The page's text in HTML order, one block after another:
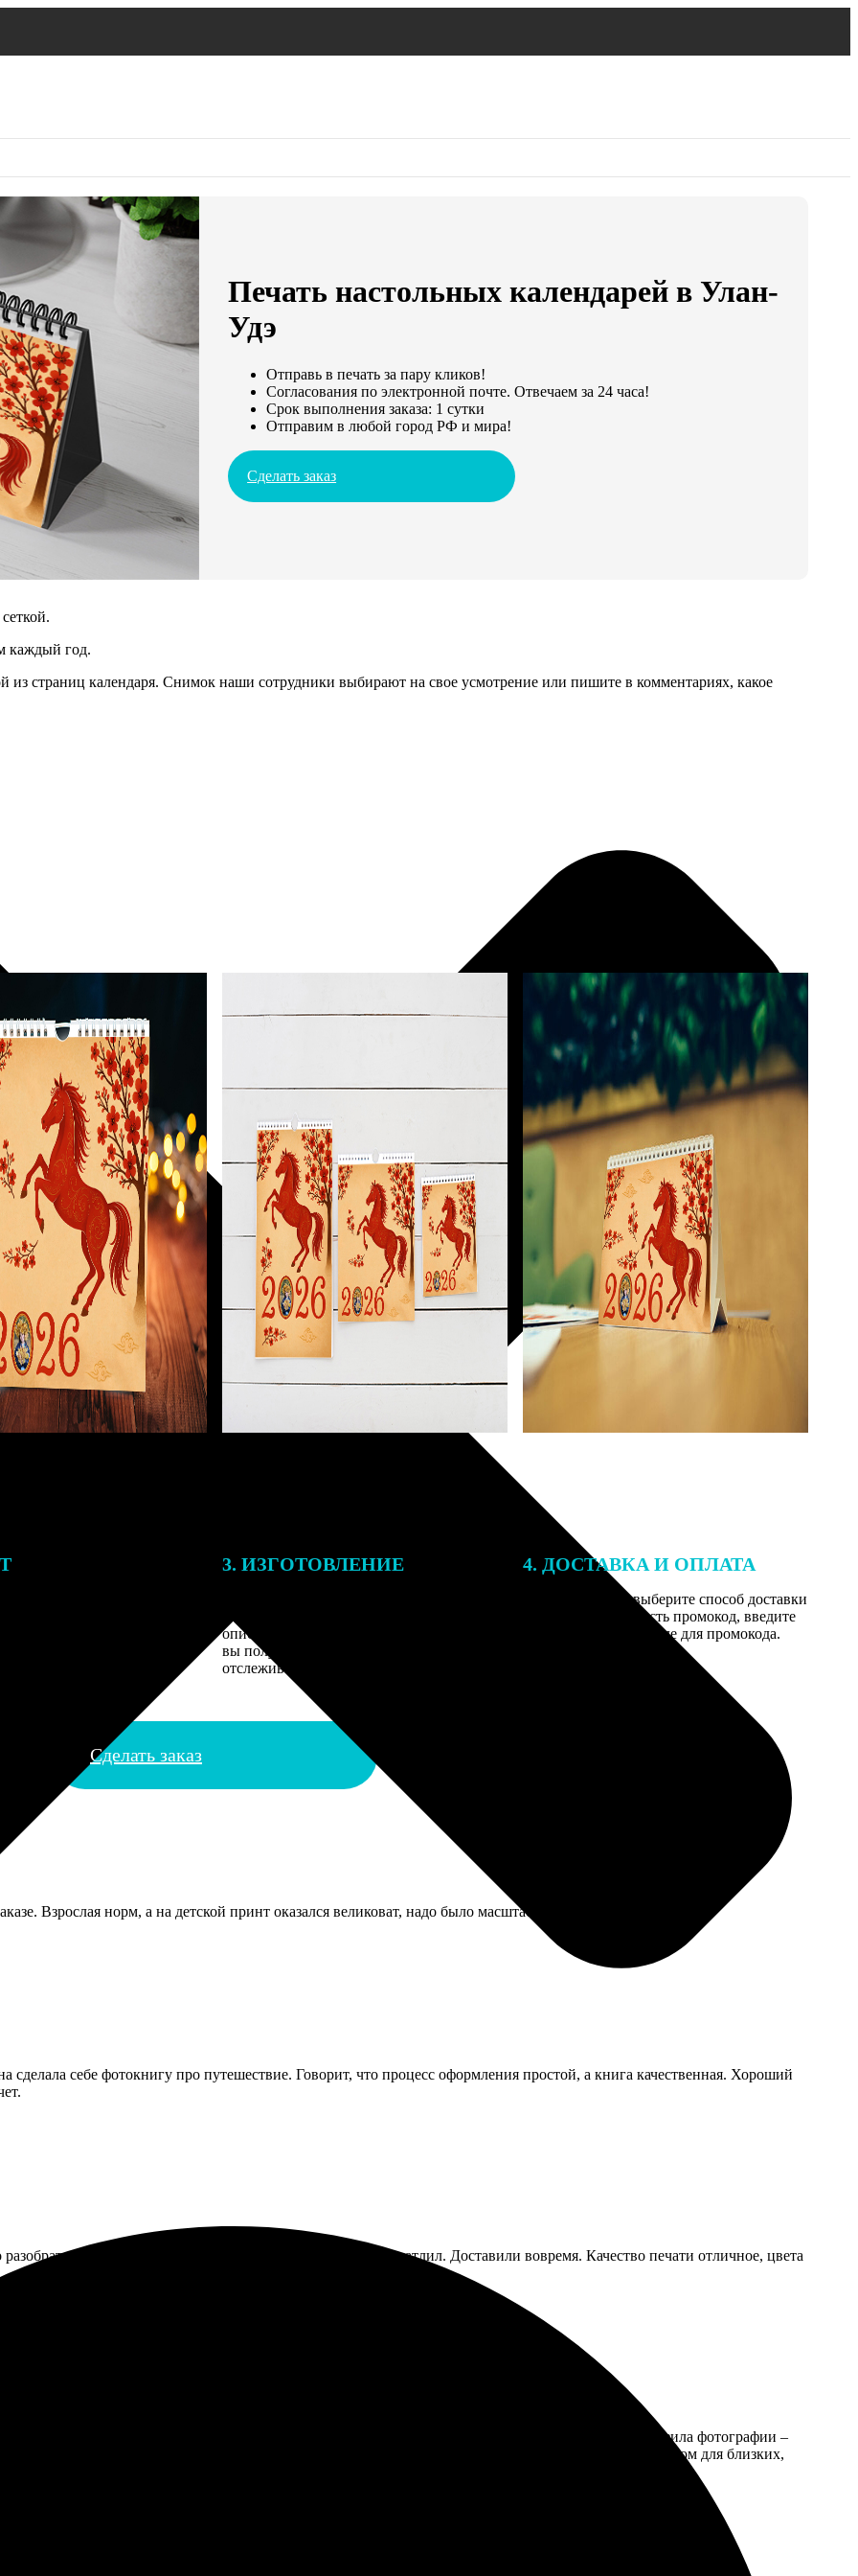
Печать настольных календарей в Улан-
Удэ
Отправь в печать за пару кликов!
Согласования по электронной почте. Отвечаем за 24 часа!
Срок выполнения заказа: 1 сутки
Отправим в любой город РФ и мира!
Сделать заказ
каждый год.
страниц календаря. Снимок наши сотрудники выбирают на свое усмотрение или пишите в комментариях, какое
3. ИЗГОТОВЛЕНИЕ
описанием заказа. Когда отправим заказ
вы получите письмо с трек-номером для
отслеживания.
4. ДОСТАВКА И ОПЛАТА
Введите адрес и выберите способ доставки
заказа. Если у вас есть промокод, введите
его в специальное поле для промокода.
Сделать заказ
Взрослая норм, а на детской принт оказался великоват, надо было масштаб указывать меньше.
себе фотокнигу про путешествие. Говорит, что процесс оформления простой, а книга качественная. Хороший
все просто. Выбор материалов и форматов впечатлил. Доставили вовремя. Качество печати отличное, цвета
в полном восторге. Процесс оформления оказался простым и интуитивным. Выбрала дизайн, загрузила фотографии –
цвета, четкие детали. Доставка пришла даже раньше, чем ожидала. Календарь стал отличным подарком для близких,
свои воспоминания. Супер!